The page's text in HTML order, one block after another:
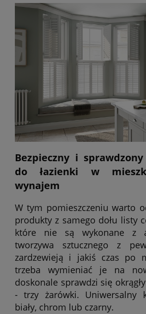
Bezpieczny i
do łazienki w
wynajem
W tym pomieszczeniu warto
produkty z samego dołu listy
które nie są wykonane z
tworzywa sztucznego z
zardzewieją i jakiś czas po
trzeba wymieniać je na
doskonale sprawdzi się
- trzy żarówki. Uniwersalny
biały, chrom lub czarny.